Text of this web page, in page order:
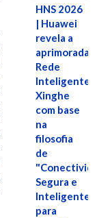
HNS 2026
| Huawei
revela a
aprimorada
Rede
Inteligente
Xinghe
com base
na
filosofia
de
"Conectividade
Segura e
Inteligente"
para